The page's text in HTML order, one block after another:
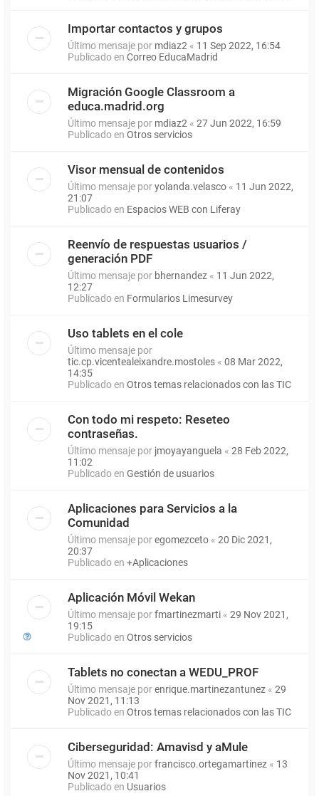
Importar contactos y grupos
Último mensaje por mdiaz2 « 11 Sep 2022, 16:54
Publicado en Correo EducaMadrid
Migración Google Classroom a
educa.madrid.org
Último mensaje por mdiaz2 « 27 Jun 2022, 16:59
Publicado en Otros servicios
Visor mensual de contenidos
Último mensaje poryolanda.velasco « 11 Jun 2022,
21:07
Publicado en Espacios WEB con Liferay
Reenvío de respuestas usuarios /
generación PDF
Último mensaje por bhernandez « 11 Jun 2022,
12:27
Publicado en Formularios Limesurvey
Uso tablets en el cole
Último mensaje por
tic.cp.vicentealeixandre.mostoles « 08 Mar 2022,
14:35
Publicado en Otros temas relacionados con las TIC
Con todo mi respeto: Reseteo
contraseñas.
Último mensaje por jmoyayanguela « 28 Feb 2022,
11:02
Publicado en Gestión de usuarios
Aplicaciones para Servicios a la
Comunidad
Último mensaje poregomezceto « 20 Dic 2021,
20:37
Publicado en +Aplicaciones
Aplicación Móvil Wekan
Último mensaje porfmartinezmarti « 29 Nov 2021,
19:15
Publicado en Otros servicios
Tablets no conectan a WEDU_PROF
Último mensaje porenrique.martinezantunez « 29
Nov 2021, 11:13
Publicado en Otros temas relacionados con las TIC
Ciberseguridad: Amavisd y aMule
Último mensaje porfrancisco.ortegamartinez « 13
Nov 2021, 10:41
Publicado en Usuarios